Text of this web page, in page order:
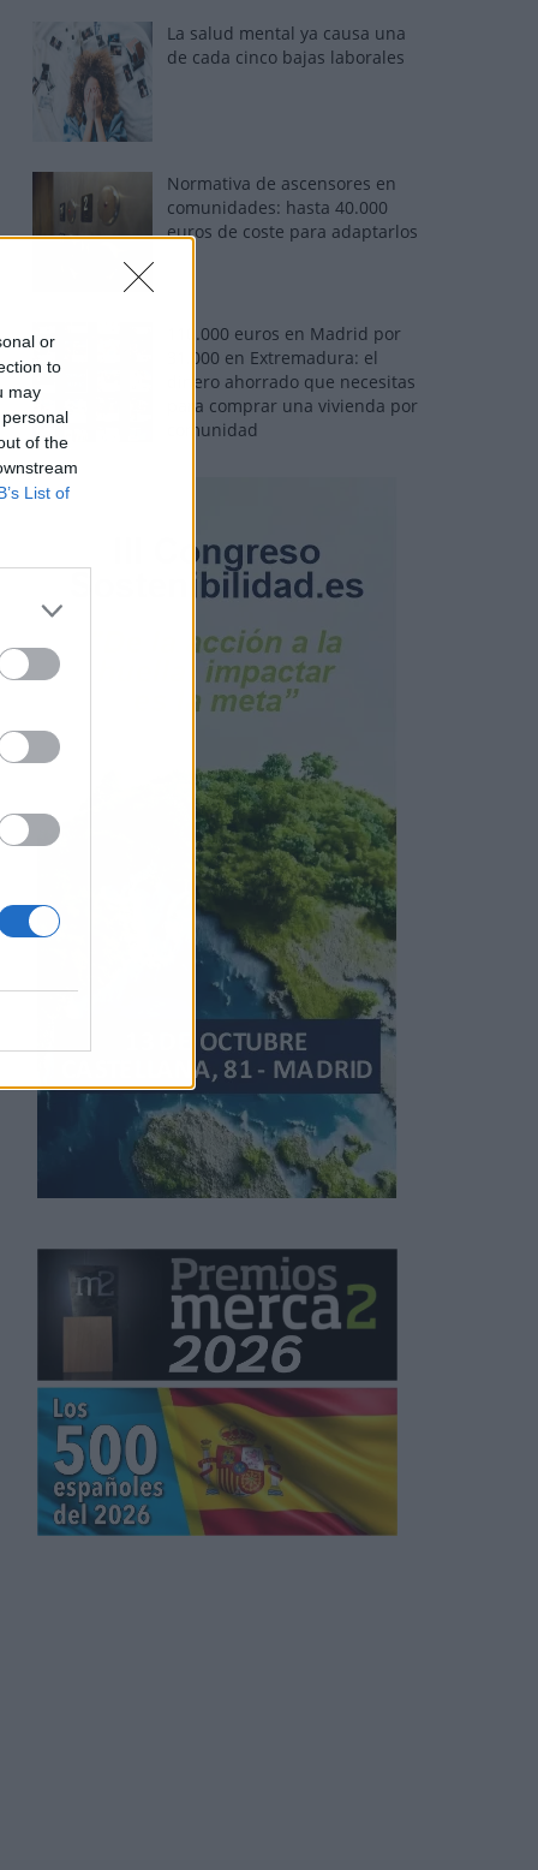
or
to
may
of the
List of
La salud mental ya causa una
de cada cinco bajas laborales
Normativa de ascensores en
comunidades: hasta 40.000
euros de coste para adaptarlos
110.000 euros en Madrid por
31.000 en Extremadura: el
dinero ahorrado que necesitas
para comprar una vivienda por
comunidad